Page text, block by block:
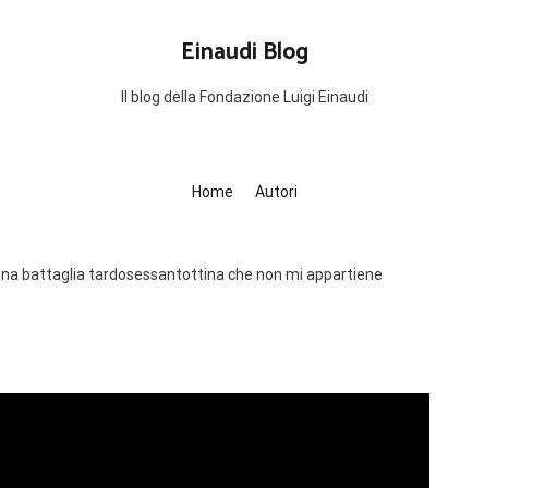
Einaudi Blog
Il blog della Fondazione Luigi Einaudi
Home Autori
battaglia tardosessantottina che non mi appartiene